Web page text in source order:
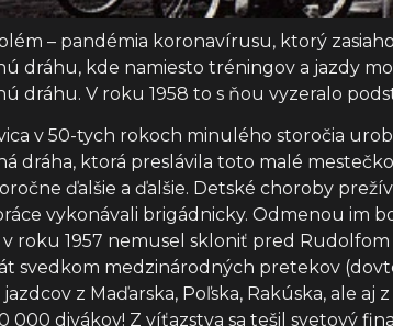
– pandémia koronavírusu, ktorý
dráhu, kde namiesto tréningov a jazdy
dráhu. V roku 1958 to s ňou vyzeralo
v 50-tych rokoch minulého storočia
dráha, ktorá preslávila toto malé
ďalšie a ďalšie. Detské choroby
vykonávali brigádnicky. Odmenou im
v roku 1957 nemusel skloniť pred
svedkom medzinárodných pretekov
z Maďarska, Poľska, Rakúska, ale
000 divákov! Z víťazstva sa tešil svetový